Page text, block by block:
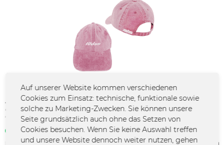
28,00 € *
*inkl. MwSt. zzgl. Versandkosten
Sofort verfügbar | 3 - 4 Werktage
Auf unserer Website kommen verschiedenen
Cookies zum Einsatz: technische, funktionale sowie
solche zu Marketing-Zwecken. Sie können unsere
Seite grundsätzlich auch ohne das Setzen von
Cookies besuchen. Wenn Sie keine Auswahl treffen
und unsere Website dennoch weiter nutzen, gehen